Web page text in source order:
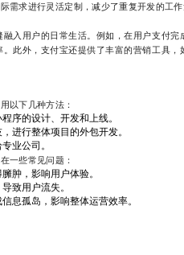
需求进行灵活定制，减少了重复开发的工作
入用户的日常生活。例如，在用户支付完
此外，支付宝还提供了丰富的营销工具，
以下几种方法：
序的设计、开发和上线。
进行整体项目的外包开发。
业公司。
一些常见问题：
肿，影响用户体验。
致用户流失。
息孤岛，影响整体运营效率。